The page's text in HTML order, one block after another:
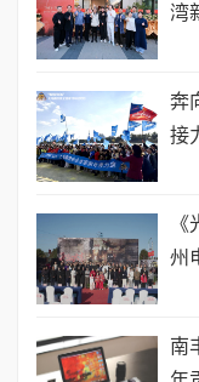
湾
奔
接
州
南